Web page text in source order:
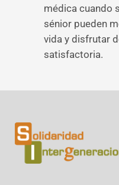
médica cuando
sénior pueden
vida y disfrutar
satisfactoria.